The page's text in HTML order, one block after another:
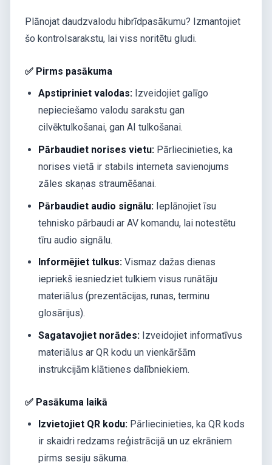
Plānojat daudzvalodu hibrīdpasākumu? Izmantojiet
šo kontrolsarakstu, lai viss noritētu gludi.
✅ Pirms pasākuma
Apstipriniet valodas: Izveidojiet galīgo
nepieciešamo valodu sarakstu gan
cilvēktulkošanai, gan AI tulkošanai.
Pārbaudiet norises vietu: Pārliecinieties, ka
norises vietā ir stabils interneta savienojums
zāles skaņas straumēšanai.
Pārbaudiet audio signālu: Ieplānojiet īsu
tehnisko pārbaudi ar AV komandu, lai notestētu
tīru audio signālu.
Informējiet tulkus: Vismaz dažas dienas
iepriekš iesniedziet tulkiem visus runātāju
materiālus (prezentācijas, runas, terminu
glosārijus).
Sagatavojiet norādes: Izveidojiet informatīvus
materiālus ar QR kodu un vienkāršām
instrukcijām klātienes dalībniekiem.
✅ Pasākuma laikā
Izvietojiet QR kodu: Pārliecinieties, ka QR kods
ir skaidri redzams reģistrācijā un uz ekrāniem
pirms sesiju sākuma.